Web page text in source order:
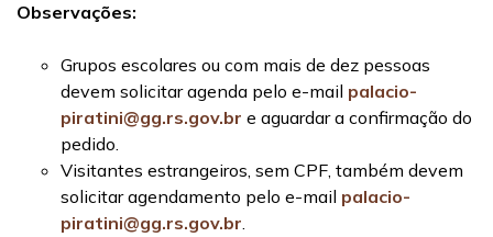
Observações:
Grupos escolares ou com mais de dez pessoas
devem solicitar agenda pelo e-mail palacio-
piratini@gg.rs.gov.br e aguardar a confirmação do
pedido.
Visitantes estrangeiros, sem CPF, também devem
solicitar agendamento pelo e-mail palacio-
piratini@gg.rs.gov.br.